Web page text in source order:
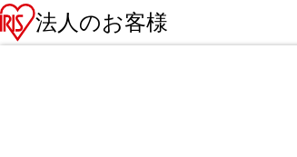
法人のお客様